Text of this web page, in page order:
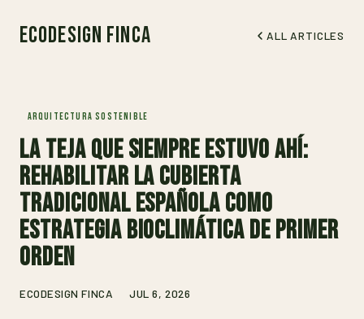
EcoDesign Finca ALL ARTICLES
ARQUITECTURA SOSTENIBLE
La teja que siempre estuvo ahí:
rehabilitar la cubierta
tradicional española como
estrategia bioclimática de primer
orden
ECODESIGN FINCA JUL 6, 2026